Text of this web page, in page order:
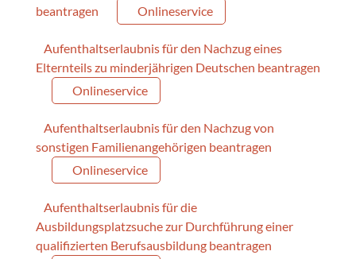
beantragen
Onlineservice
Aufenthaltserlaubnis für den Nachzug eines
Elternteils zu minderjährigen Deutschen beantragen
Onlineservice
Aufenthaltserlaubnis für den Nachzug von
sonstigen Familienangehörigen beantragen
Onlineservice
Aufenthaltserlaubnis für die
Ausbildungsplatzsuche zur Durchführung einer
qualifizierten Berufsausbildung beantragen